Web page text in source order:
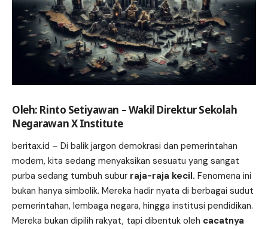
Oleh: Rinto Setiyawan – Wakil Direktur Sekolah
Negarawan X Institute
beritax.id – Di balik jargon demokrasi dan pemerintahan
modern, kita sedang menyaksikan sesuatu yang sangat
purba sedang tumbuh subur raja-raja kecil. Fenomena ini
bukan hanya simbolik. Mereka hadir nyata di berbagai sudut
pemerintahan, lembaga negara, hingga institusi pendidikan.
Mereka bukan dipilih rakyat, tapi dibentuk oleh cacatnya